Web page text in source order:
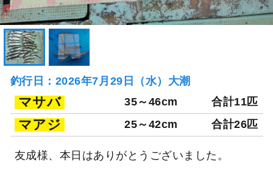
釣行日：2026年7月29日（水）大潮
マサバ 35～46cm 合計11匹
マアジ 25～42cm 合計26匹
友成様、本日はありがとうございました。